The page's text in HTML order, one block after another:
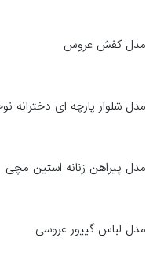
مدل کفش عروس
مدل شلوار پارچه ای دخترانه
مدل پیراهن زنانه استین مچی
مدل لباس گیپور عروسی